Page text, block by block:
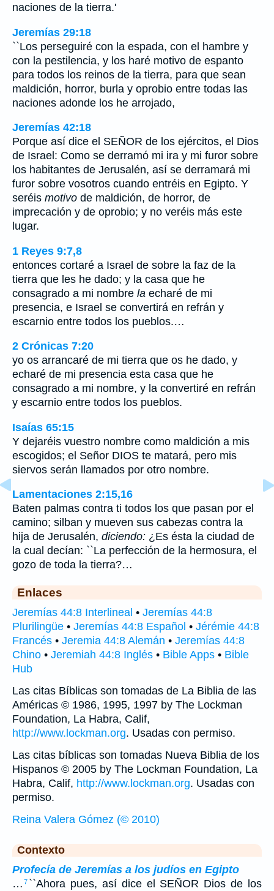
naciones de la tierra.'
Jeremías 29:18
``Los perseguiré con la espada, con el hambre y
con la pestilencia, y los haré motivo de espanto
para todos los reinos de la tierra, para que sean
maldición, horror, burla y oprobio entre todas las
naciones adonde los he arrojado,
Jeremías 42:18
Porque así dice el SEÑOR de los ejércitos, el Dios
de Israel: Como se derramó mi ira y mi furor sobre
los habitantes de Jerusalén, así se derramará mi
furor sobre vosotros cuando entréis en Egipto. Y
seréis motivo de maldición, de horror, de
imprecación y de oprobio; y no veréis más este
lugar.
1 Reyes 9:7,8
entonces cortaré a Israel de sobre la faz de la
tierra que les he dado; y la casa que he
consagrado a mi nombre la echaré de mi
presencia, e Israel se convertirá en refrán y
escarnio entre todos los pueblos.…
2 Crónicas 7:20
yo os arrancaré de mi tierra que os he dado, y
echaré de mi presencia esta casa que he
consagrado a mi nombre, y la convertiré en refrán
y escarnio entre todos los pueblos.
Isaías 65:15
Y dejaréis vuestro nombre como maldición a mis
escogidos; el Señor DIOS te matará, pero mis
siervos serán llamados por otro nombre.
Lamentaciones 2:15,16
Baten palmas contra ti todos los que pasan por el
camino; silban y mueven sus cabezas contra la
hija de Jerusalén, diciendo: ¿Es ésta la ciudad de
la cual decían: ``La perfección de la hermosura, el
gozo de toda la tierra?…
Enlaces
Jeremías 44:8 Interlineal • Jeremías 44:8
Plurilingüe • Jeremías 44:8 Español • Jérémie 44:8
Francés • Jeremia 44:8 Alemán • Jeremías 44:8
Chino • Jeremiah 44:8 Inglés • Bible Apps • Bible
Hub
Las citas Bíblicas son tomadas de La Biblia de las
Américas © 1986, 1995, 1997 by The Lockman
Foundation, La Habra, Calif,
http://www.lockman.org. Usadas con permiso.
Las citas bíblicas son tomadas Nueva Biblia de los
Hispanos © 2005 by The Lockman Foundation, La
Habra, Calif, http://www.lockman.org. Usadas con
permiso.
Reina Valera Gómez (© 2010)
Contexto
Profecía de Jeremías a los judíos en Egipto
… 7 ``Ahora pues, así dice el SEÑOR Dios de los